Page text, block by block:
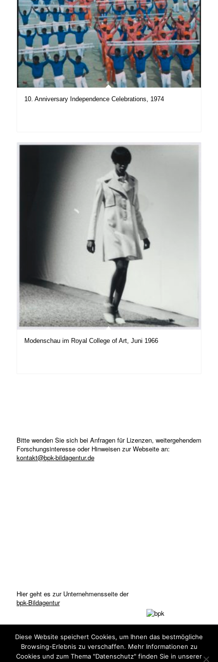
10. Anniversary Independence Celebrations, 1974
Modenschau im Royal College of Art, Juni 1966
Bitte wenden Sie sich bei Anfragen für Lizenzen, weitergehendem
Forschungsinteresse oder Hinweisen zur Webseite an:
kontakt@bpk-bildagentur.de
Hier geht es zur Unternehmensseite der
bpk-Bildagentur
Diese Website speichert Cookies, um Ihnen das bestmögliche
Browsing-Erlebnis zu verschaffen. Mehr Informationen zu
Cookies und zum Thema "Datenschutz" finden Sie in unserer